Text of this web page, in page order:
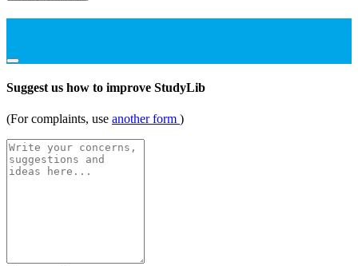
Suggest us how to improve StudyLib
(For complaints, use another form )